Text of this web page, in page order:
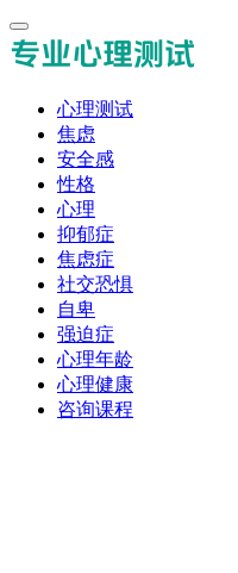
心理测试
焦虑
安全感
性格
心理
抑郁症
焦虑症
社交恐惧
自卑
强迫症
心理年龄
心理健康
咨询课程